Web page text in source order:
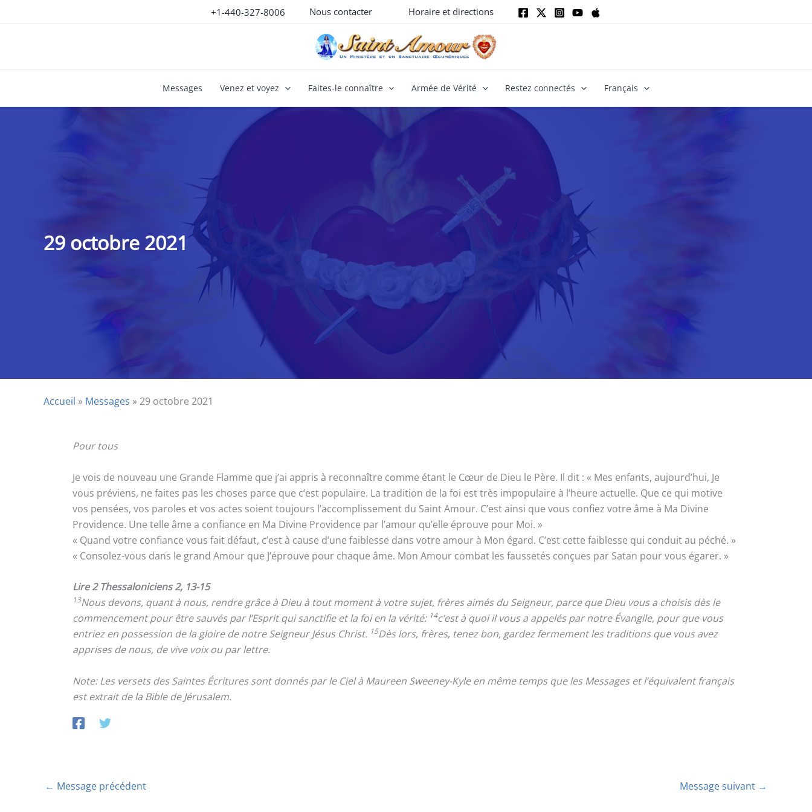
au
+1-440-327-8006 Nous contacter Horaire et directions
Messages Venez et voyez Faites-le connaître Armée de Vérité Restez connectés Français
29 octobre 2021
Accueil » Messages »29 octobre 2021
Pour tous
Je vois de nouveau une Grande Flamme que j’ai appris à reconnaître comme étant le Cœur de Dieu le Père. Il dit : « Mes enfants, aujourd’hui, Je
vous préviens, ne faites pas les choses parce que c’est populaire. La tradition de la foi est très impopulaire à l’heure actuelle. Que ce qui motive
vos pensées, vos paroles et vos actes soient toujours l’accomplissement du Saint Amour. C’est ainsi que vous confiez votre âme à Ma Divine
Providence. Une telle âme a confiance en Ma Divine Providence par l’amour qu’elle éprouve pour Moi. »
« Quand votre confiance vous fait défaut, c’est à cause d’une faiblesse dans votre amour à Mon égard. C’est cette faiblesse qui conduit au péché. »
« Consolez-vous dans le grand Amour que J’éprouve pour chaque âme. Mon Amour combat les faussetés conçues par Satan pour vous égarer. »
Lire 2 Thessaloniciens 2, 13-15
13Nous devons, quant à nous, rendre grâce à Dieu à tout moment à votre sujet, frères aimés du Seigneur, parce que Dieu vous a choisis dès le
commencement pour être sauvés par l’Esprit qui sanctifie et la foi en la vérité: 14c’est à quoi il vous a appelés par notre Évangile, pour que vous
entriez en possession de la gloire de notre Seigneur Jésus Christ. 15Dès lors, frères, tenez bon, gardez fermement les traditions que vous avez
apprises de nous, de vive voix ou par lettre.
Note: Les versets des Saintes Écritures sont donnés par le Ciel à Maureen Sweeney-Kyle en même temps que les Messages et l’équivalent français
est extrait de la Bible de Jérusalem.
← Message précédent Message suivant →